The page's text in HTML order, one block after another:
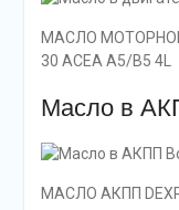
МАСЛО МОТОРНОЕ
30 ACEA A5/B5 4L
Масло в
МАСЛО АКПП